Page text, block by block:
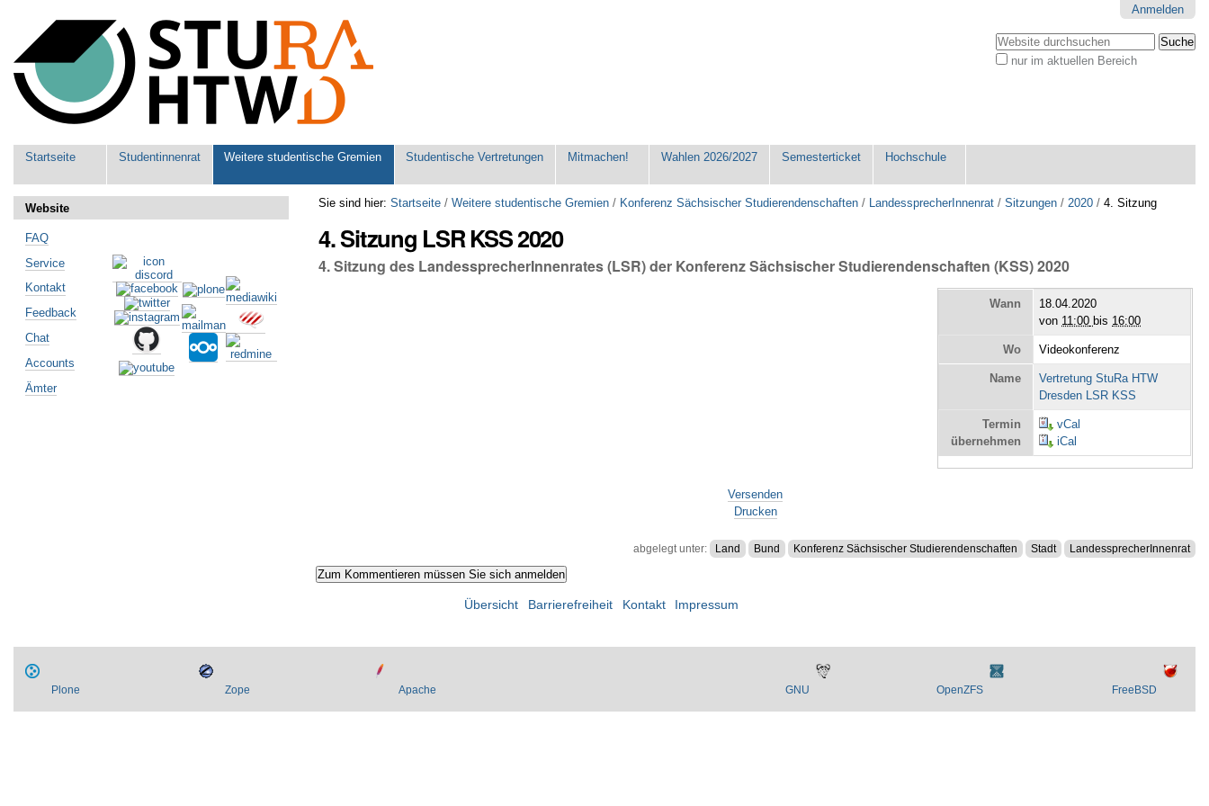
Werkzeuge
Anmelden
Website durchsuchen
nur im aktuellen Bereich
Sektionen
Startseite Studentinnenrat Weitere studentische Gremien Studentische Vertretungen Mitmachen! Wahlen 2026/2027 Semesterticket Hochschule
Sie sind hier: Startseite /Weitere studentische Gremien / Konferenz Sächsischer Studierendenschaften / LandessprecherInnenrat /Sitzungen /2020 /4. Sitzung
4. Sitzung LSR KSS 2020
4. Sitzung des LandessprecherInnenrates (LSR) der Konferenz Sächsischer Studierendenschaften (KSS) 2020
Wann
18.04.2020
von 11:00 bis 16:00
Wo Videokonferenz
Name
Vertretung StuRa HTW
Dresden LSR KSS
Termin
übernehmen
vCal
iCal
Versenden
Drucken
abgelegt unter: Land Bund Konferenz Sächsischer Studierendenschaften Stadt LandessprecherInnenrat
Website
FAQ
Service
Kontakt
Feedback
Chat
Accounts
Ämter
Übersicht Barrierefreiheit Kontakt Impressum
Plone Zope Apache GNU OpenZFS FreeBSD